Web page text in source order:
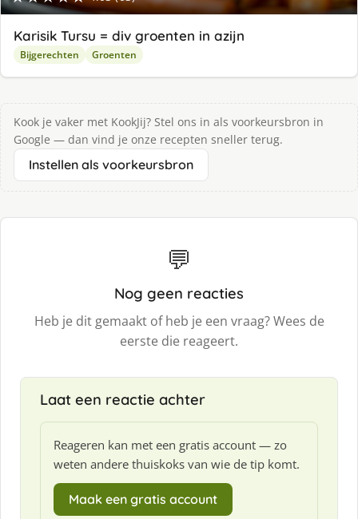
Karisik Tursu = div groenten in azijn
Bijgerechten Groenten
Kook je vaker met KookJij? Stel ons in als voorkeursbron in
Google — dan vind je onze recepten sneller terug.
Instellen als voorkeursbron
💬
Nog geen reacties
Heb je dit gemaakt of heb je een vraag? Wees de
eerste die reageert.
Laat een reactie achter
Reageren kan met een gratis account — zo
weten andere thuiskoks van wie de tip komt.
Maak een gratis account